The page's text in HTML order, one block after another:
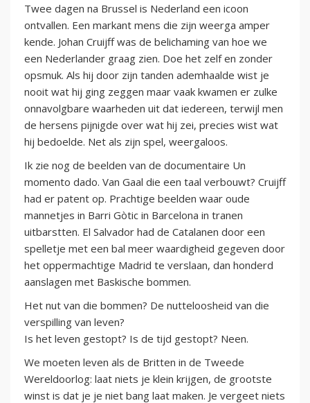
Twee dagen na Brussel is Nederland een icoon
ontvallen. Een markant mens die zijn weerga amper
kende. Johan Cruijff was de belichaming van hoe we
een Nederlander graag zien. Doe het zelf en zonder
opsmuk. Als hij door zijn tanden ademhaalde wist je
nooit wat hij ging zeggen maar vaak kwamen er zulke
onnavolgbare waarheden uit dat iedereen, terwijl men
de hersens pijnigde over wat hij zei, precies wist wat
hij bedoelde. Net als zijn spel, weergaloos.
Ik zie nog de beelden van de documentaire Un
momento dado. Van Gaal die een taal verbouwt? Cruijff
had er patent op. Prachtige beelden waar oude
mannetjes in Barri Gòtic in Barcelona in tranen
uitbarstten. El Salvador had de Catalanen door een
spelletje met een bal meer waardigheid gegeven door
het oppermachtige Madrid te verslaan, dan honderd
aanslagen met Baskische bommen.
Het nut van die bommen? De nutteloosheid van die
verspilling van leven?
Is het leven gestopt? Is de tijd gestopt? Neen.
We moeten leven als de Britten in de Tweede
Wereldoorlog: laat niets je klein krijgen, de grootste
winst is dat je je niet bang laat maken. Je vergeet niets